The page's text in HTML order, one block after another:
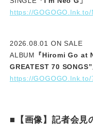
https://GOGOGO.lnk.to/
2026.08.01 ON SALE
ALBUM
『Hiromi Go at
GREATEST 70 SONGS”
https://GOGOGO.lnk.to/
■【画像】記者会見